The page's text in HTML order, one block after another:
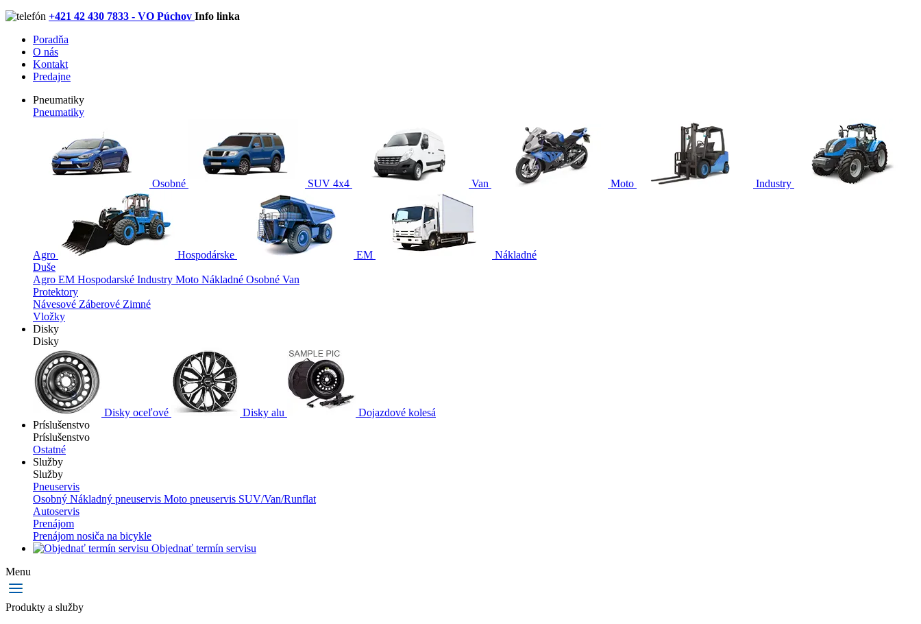
+421 42 430 7833 - VO Púchov Info linka
Poradňa
O nás
Kontakt
Predajne
Pneumatiky
Pneumatiky
Osobné SUV 4x4 Van Moto Industry
Agro Hospodárske EM
Nákladné
Duše
Agro EM Hospodarské Industry Moto Nákladné Osobné Van
Protektory
Návesové Záberové Zimné
Vložky
Disky
Disky
Disky oceľové Disky alu
Dojazdové kolesá
Príslušenstvo
Príslušenstvo
Ostatné
Služby
Služby
Pneuservis
Osobný Nákladný pneuservis Moto pneuservis SUV/Van/Runflat
Autoservis
Prenájom
Prenájom nosiča na bicykle
Objednať termín servisu
Menu
Produkty a služby